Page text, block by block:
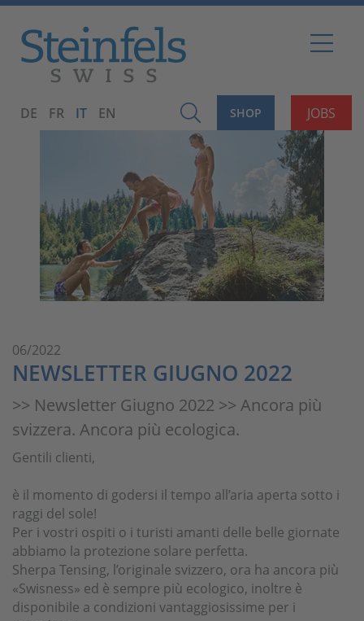
JOBS
SHOP
DE FR IT EN
06/2022
NEWSLETTER GIUGNO 2022
>> Newsletter Giugno 2022 >> Ancora più
svizzera. Ancora più ecologica.
Gentili clienti,
è il momento di godersi il tempo all’aria aperta sotto i
raggi del sole!
Per i vostri ospiti o i turisti amanti delle belle giornate
abbiamo la protezione solare perfetta.
Sherpa Tensing, l’originale svizzero, ora ha ancora più
«Swisness» ed è sempre più ecologico, inoltre è
disponibile a condizioni vantaggiosissime per i